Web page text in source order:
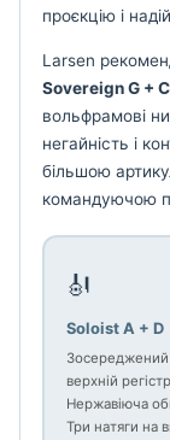
проєкцію і
Larsen
Sovereign G + C
вольфрамові
негайність і
більшою
командуючою
🎻
Soloist A + D
Зосереджений
верхній
Нержавіюча
Три натяги на